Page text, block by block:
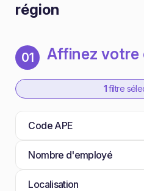
région
01 Affinez votre
1 filtre
Code APE
Nombre d'employé
Localisation